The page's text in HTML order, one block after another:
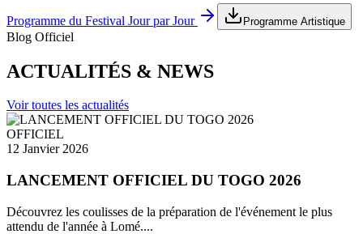
Programme du Festival Jour par Jour Programme Artistique
Blog Officiel
ACTUALITÉS & NEWS
Voir toutes les actualités
OFFICIEL
12 Janvier 2026
LANCEMENT OFFICIEL DU TOGO 2026
Découvrez les coulisses de la préparation de l'événement le plus
attendu de l'année à Lomé....